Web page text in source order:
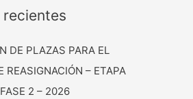
DE PLAZAS PARA EL
REASIGNACIÓN – ETAPA
2 – 2026